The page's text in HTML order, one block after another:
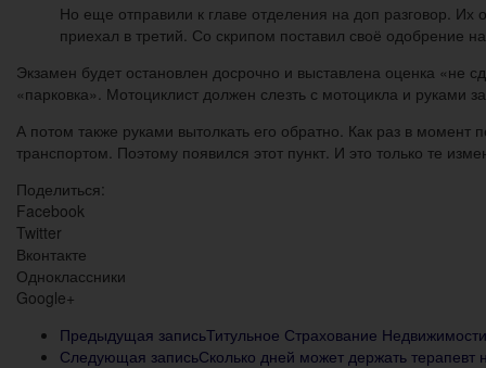
Но еще отправили к главе отделения на доп разговор.
приехал в третий. Со скрипом поставил своё одобрение
Экзамен будет остановлен досрочно и выставлена оценка «не
«парковка». Мотоциклист должен слезть с мотоцикла и руками
А потом также руками вытолкать его обратно. Как раз в
транспортом. Поэтому появился этот пункт. И это только те
Поделиться:
Facebook
Twitter
Вконтакте
Одноклассники
Google+
Предыдущая записьТитульное Страхование
Следующая записьСколько дней может держать